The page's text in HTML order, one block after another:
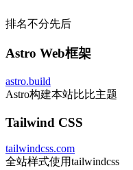
排名不分先后
Astro Web框架
astro.build
Astro构建本站比比主题
Tailwind CSS
tailwindcss.com
全站样式使用tailwindcss